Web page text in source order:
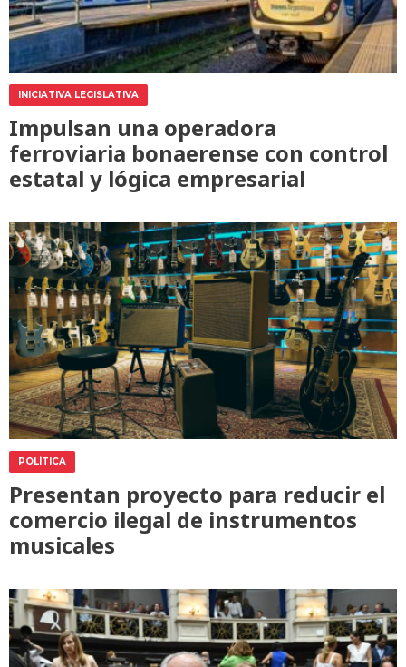
INICIATIVA LEGISLATIVA
Impulsan una operadora
ferroviaria bonaerense con control
estatal y lógica empresarial
POLÍTICA
Presentan proyecto para reducir el
comercio ilegal de instrumentos
musicales